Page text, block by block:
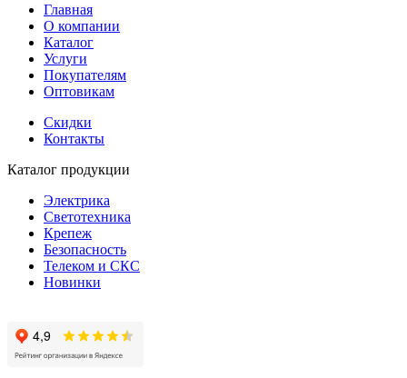
Главная
О компании
Каталог
Услуги
Покупателям
Оптовикам
Скидки
Контакты
Каталог продукции
Электрика
Светотехника
Крепеж
Безопасность
Телеком и СКС
Новинки